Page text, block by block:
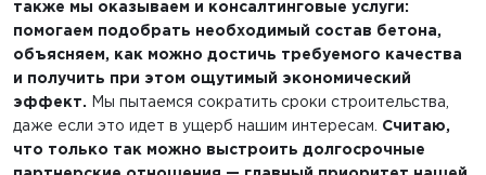
также мы оказываем и консалтинговые услуги:
помогаем подобрать необходимый состав бетона,
объясняем, как можно достичь требуемого качества
и получить при этом ощутимый экономический
эффект. Мы пытаемся сократить сроки строительства,
даже если это идет в ущерб нашим интересам.
Считаю,
что только так можно выстроить долгосрочные